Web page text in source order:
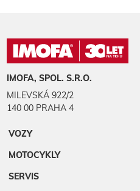
IMOFA, SPOL. S.R.O.
MILEVSKÁ 922/2
140 00 PRAHA 4
VOZY
MOTOCYKLY
SERVIS